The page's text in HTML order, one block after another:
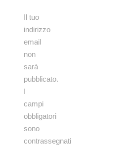
Il tuo
indirizzo
email
non
sarà
pubblicato.
I
campi
obbligatori
sono
contrassegnati